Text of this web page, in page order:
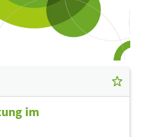
im